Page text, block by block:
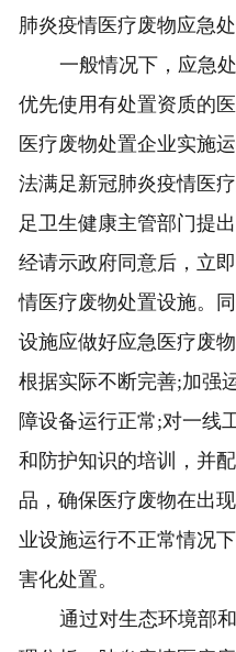
肺炎疫情医疗废物应急处
一般情况下，应急
优先使用有处置资质的
医疗废物处置企业实施
法满足新冠肺炎疫情医
足卫生健康主管部门提
经请示政府同意后，立
情医疗废物处置设施。
设施应做好应急医疗废
根据实际不断完善;加强
障设备运行正常;对一线
和防护知识的培训，并
品，确保医疗废物在出
业设施运行不正常情况
害化处置。
通过对生态环境部